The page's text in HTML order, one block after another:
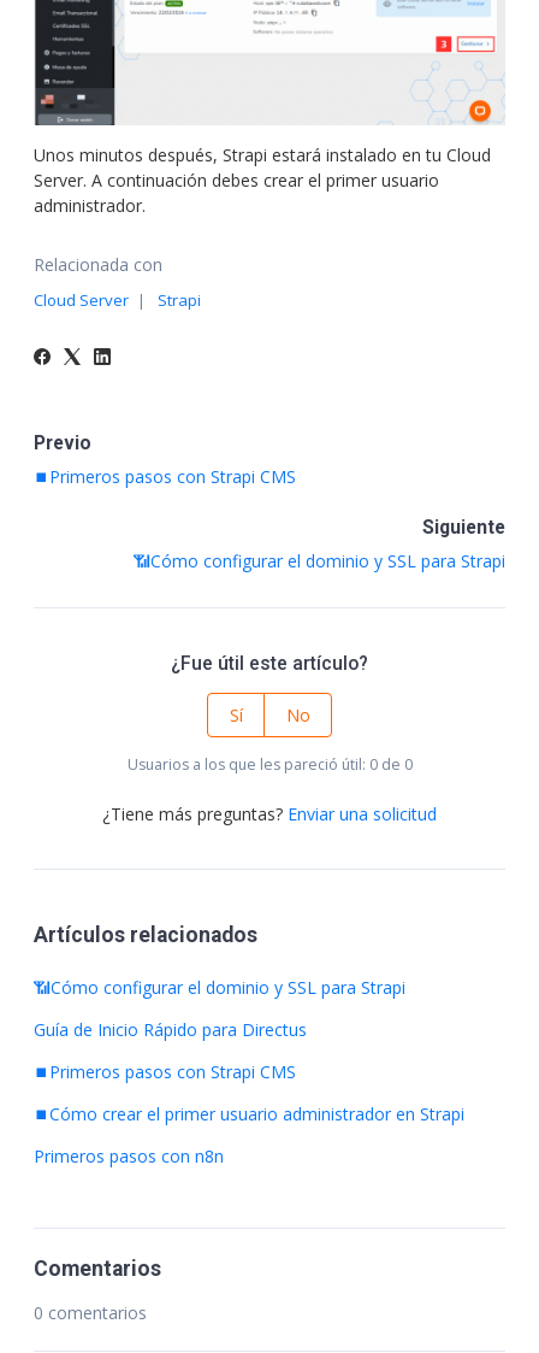
Unos minutos después, Strapi estará instalado en tu Cloud
Server. A continuación debes crear el primer usuario
administrador.
Relacionada con
Cloud Server Strapi
Previo
⏹️Primeros pasos con Strapi CMS
Siguiente
📶Cómo configurar el dominio y SSL para Strapi
¿Fue útil este artículo?
Sí No
Usuarios a los que les pareció útil: 0 de 0
¿Tiene más preguntas? Enviar una solicitud
Artículos relacionados
📶Cómo configurar el dominio y SSL para Strapi
Guía de Inicio Rápido para Directus
⏹️Primeros pasos con Strapi CMS
⏹️Cómo crear el primer usuario administrador en Strapi
Primeros pasos con n8n
Comentarios
0 comentarios